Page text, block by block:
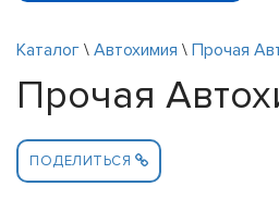
Каталог \ Автохимия \ Прочая
Прочая
ПОДЕЛИТЬСЯ